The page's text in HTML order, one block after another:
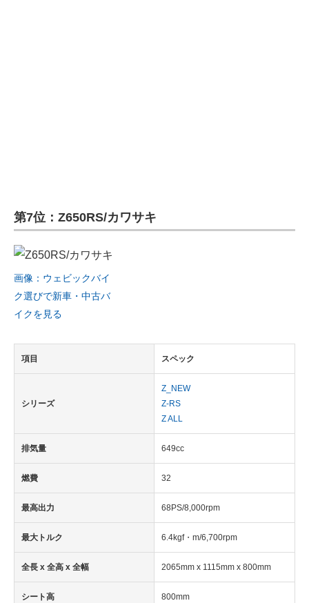
第7位：Z650RS/カワサキ
画像：ウェビックバイ
ク選びで新車・中古バ
イクを見る
項目 スペック
シリーズ
Z_NEW
Z-RS
Z ALL
排気量 649cc
燃費 32
最高出力 68PS/8,000rpm
最大トルク 6.4kgf・m/6,700rpm
全長 x 全高 x 全幅 2065mm x 1115mm x 800mm
シート高 800mm